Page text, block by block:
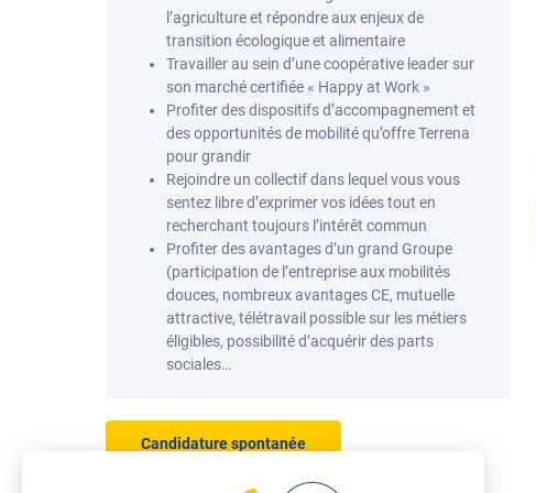
l’agriculture et répondre aux enjeux de
transition écologique et alimentaire
Travailler au sein d’une coopérative leader sur
son marché certifiée « Happy at Work »
Profiter des dispositifs d’accompagnement et
des opportunités de mobilité qu’offre Terrena
pour grandir
Rejoindre un collectif dans lequel vous vous
sentez libre d’exprimer vos idées tout en
recherchant toujours l’intérêt commun
Profiter des avantages d’un grand Groupe
(participation de l’entreprise aux mobilités
douces, nombreux avantages CE, mutuelle
attractive, télétravail possible sur les métiers
éligibles, possibilité d’acquérir des parts
sociales…
Candidature spontanée